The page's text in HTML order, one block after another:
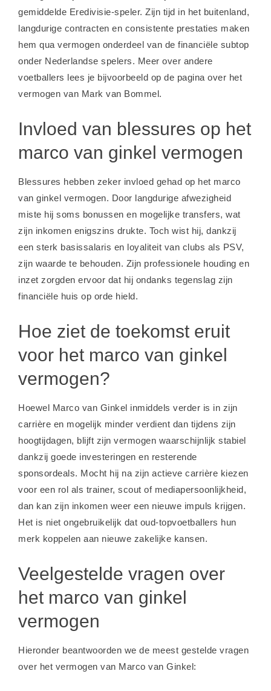
gemiddelde Eredivisie-speler. Zijn tijd in het buitenland,
langdurige contracten en consistente prestaties maken
hem qua vermogen onderdeel van de financiële subtop
onder Nederlandse spelers. Meer over andere
voetballers lees je bijvoorbeeld op de pagina over het
vermogen van Mark van Bommel.
Invloed van blessures op het
marco van ginkel vermogen
Blessures hebben zeker invloed gehad op het marco
van ginkel vermogen. Door langdurige afwezigheid
miste hij soms bonussen en mogelijke transfers, wat
zijn inkomen enigszins drukte. Toch wist hij, dankzij
een sterk basissalaris en loyaliteit van clubs als PSV,
zijn waarde te behouden. Zijn professionele houding en
inzet zorgden ervoor dat hij ondanks tegenslag zijn
financiële huis op orde hield.
Hoe ziet de toekomst eruit
voor het marco van ginkel
vermogen?
Hoewel Marco van Ginkel inmiddels verder is in zijn
carrière en mogelijk minder verdient dan tijdens zijn
hoogtijdagen, blijft zijn vermogen waarschijnlijk stabiel
dankzij goede investeringen en resterende
sponsordeals. Mocht hij na zijn actieve carrière kiezen
voor een rol als trainer, scout of mediapersoonlijkheid,
dan kan zijn inkomen weer een nieuwe impuls krijgen.
Het is niet ongebruikelijk dat oud-topvoetballers hun
merk koppelen aan nieuwe zakelijke kansen.
Veelgestelde vragen over
het marco van ginkel
vermogen
Hieronder beantwoorden we de meest gestelde vragen
over het vermogen van Marco van Ginkel: